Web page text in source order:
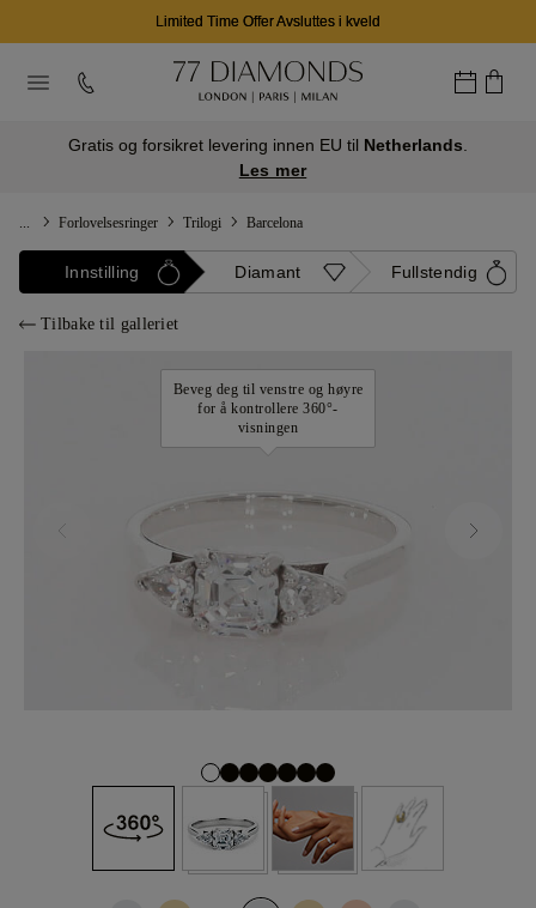
Limited Time Offer Avsluttes i kveld
Gratis og forsikret levering innen EU til Netherlands
Les mer
Forlovelsesringer Trilogi Barcelona
Innstilling Diamant Fullstendig
Tilbake til galleriet
Beveg deg til venstre og høyre
for å kontrollere 360°-
visningen